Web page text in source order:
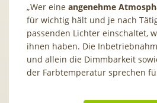
„Wer eine angenehme
für wichtig hält und je nach
passenden Lichter einschaltet,
ihnen haben. Die
und allein die Dimmbarkeit
der Farbtemperatur sprechen